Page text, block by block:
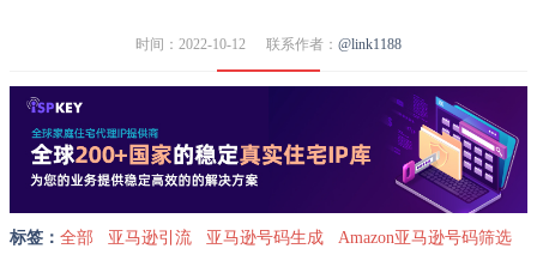
时间：2022-10-12 联系作者： @link1188
标签： 全部 亚马逊引流 亚马逊号码生成 Amazon亚马逊号码筛选